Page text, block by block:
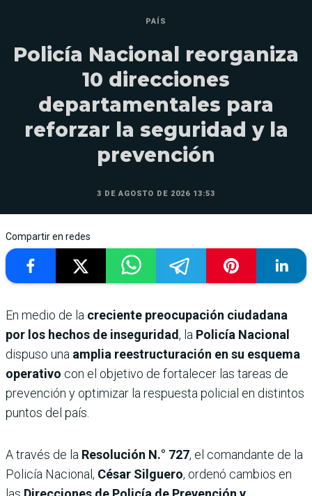
PAÍS
Policía Nacional reorganiza
10 direcciones
departamentales para
reforzar la seguridad y la
prevención
3 DE AGOSTO DE 2026 13:53
Compartir en redes
En medio de la creciente preocupación ciudadana
por los hechos de inseguridad, la Policía Nacional
dispuso una amplia reestructuración en su esquema
operativo con el objetivo de fortalecer las tareas de
prevención y optimizar la respuesta policial en distintos
puntos del país.
A través de la Resolución N.° 727, el comandante de la
Policía Nacional, César Silguero, ordenó cambios en